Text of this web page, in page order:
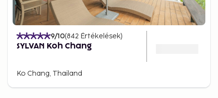
9/10(842 Értékelések)
SYLVAN Koh Chang
Ko Chang, Thailand